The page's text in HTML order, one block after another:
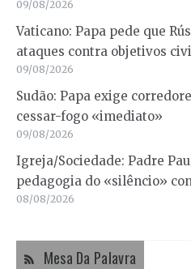
09/08/2026
Vaticano: Papa pede que
ataques contra objetivos
09/08/2026
Sudão: Papa exige
cessar-fogo «imediato»
09/08/2026
Igreja/Sociedade: Padre
pedagogia do «silêncio»
08/08/2026
Mesa Da Palavra